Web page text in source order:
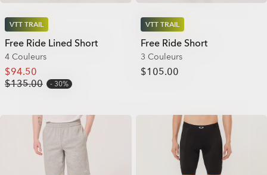
VTT TRAIL
Free Ride Lined Short
4 Couleurs
$94.50
$135.00
30%
VTT TRAIL
Free Ride Short
3 Couleurs
$105.00